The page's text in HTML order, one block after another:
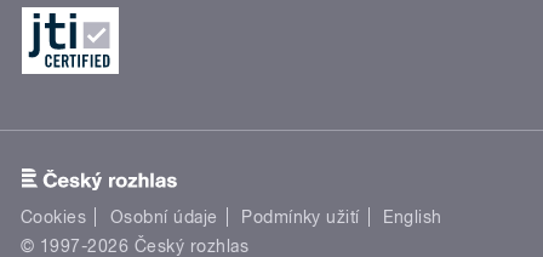
Cookies Osobní údaje Podmínky užití
English
© 1997-2026 Český rozhlas